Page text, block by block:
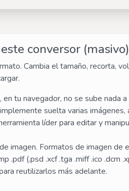
conversor
Cambia el tamaño, recorta,
tu navegador, no se sube nada
suelta varias
líder para editar y
imagen. Formatos de imagen de
.pdf (.psd .xcf .tga .miff .ico .dcm
reutilizarlos más adelante.